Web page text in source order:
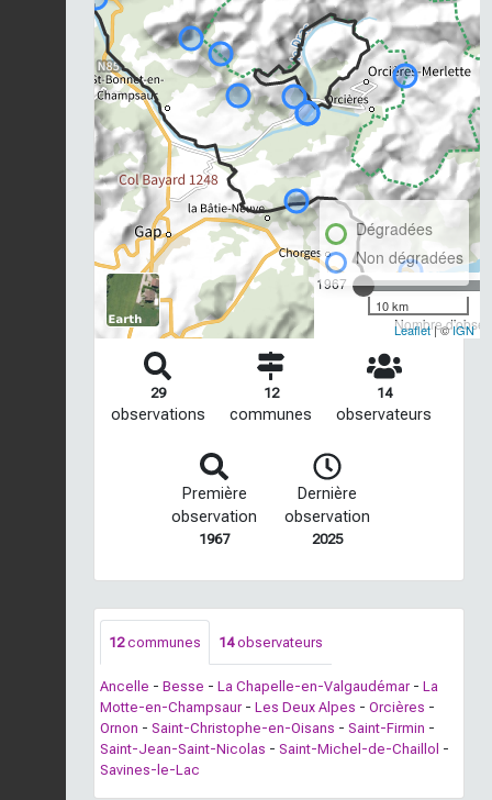
1967
Nombre
Dégradées
Non dégradées
10 km
Leaflet| ©IGN
29
observations
12
communes
14
observateurs
Première
observation
1967
Dernière
observation
2025
12communes 14observateurs
Ancelle - Besse - La Chapelle-en-Valgaudémar - La
Motte-en-Champsaur - Les Deux Alpes - Orcières -
Ornon - Saint-Christophe-en-Oisans - Saint-Firmin -
Saint-Jean-Saint-Nicolas - Saint-Michel-de-Chaillol -
Savines-le-Lac